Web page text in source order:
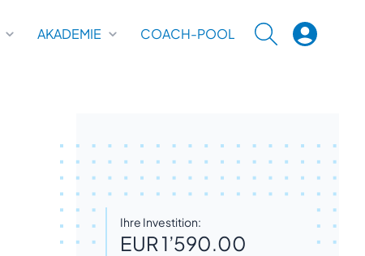
AKADEMIE COACH-POOL SUCHE
Ihre Investition:
EUR 1’590.00